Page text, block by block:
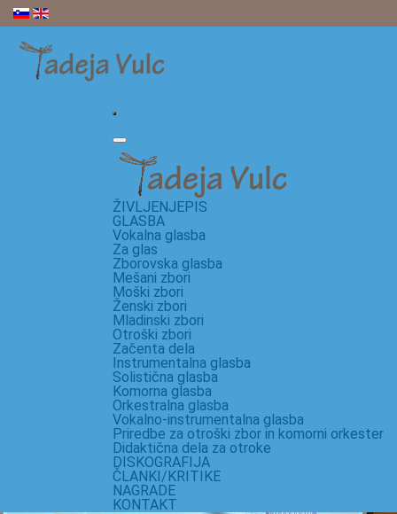
ŽIVLJENJEPIS
GLASBA
Vokalna glasba
Za glas
Zborovska glasba
Mešani zbori
Moški zbori
Ženski zbori
Mladinski zbori
Otroški zbori
Začenta dela
Instrumentalna glasba
Solistična glasba
Komorna glasba
Orkestralna glasba
Vokalno-instrumentalna glasba
Priredbe za otroški zbor in komorni orkester
Didaktična dela za otroke
DISKOGRAFIJA
ČLANKI/KRITIKE
NAGRADE
KONTAKT